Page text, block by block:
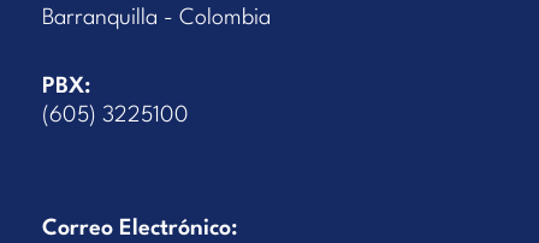
Barranquilla - Colombia
PBX:
(605) 3225100
Correo Electrónico: